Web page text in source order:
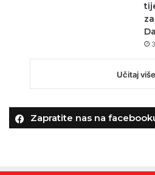
Učitaj više
Zapratite nas na